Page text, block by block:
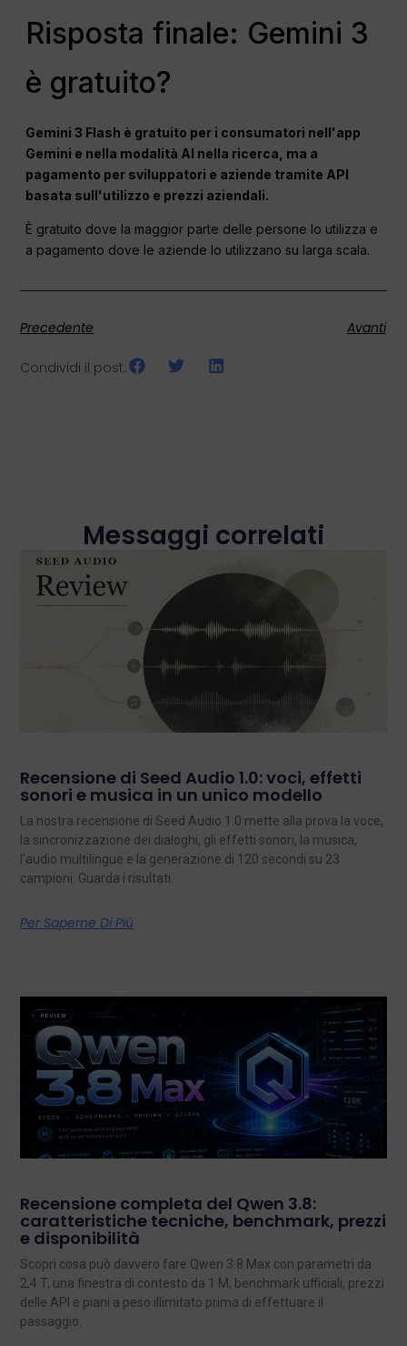
Risposta finale: Gemini 3
è gratuito?
Gemini 3 Flash è gratuito per i consumatori nell'app
Gemini e nella modalità AI nella ricerca, ma a
pagamento per sviluppatori e aziende tramite API
basata sull'utilizzo e prezzi aziendali.
È gratuito dove la maggior parte delle persone lo utilizza e
a pagamento dove le aziende lo utilizzano su larga scala.
Precedente Avanti
Condividi il post:
Messaggi correlati
Recensione di Seed Audio 1.0: voci, effetti
sonori e musica in un unico modello
La nostra recensione di Seed Audio 1.0 mette alla prova la voce,
la sincronizzazione dei dialoghi, gli effetti sonori, la musica,
l'audio multilingue e la generazione di 120 secondi su 23
campioni. Guarda i risultati.
Per Saperne Di Più
Recensione completa del Qwen 3.8:
caratteristiche tecniche, benchmark, prezzi
e disponibilità
Scopri cosa può davvero fare Qwen 3.8 Max con parametri da
2,4 T, una finestra di contesto da 1 M, benchmark ufficiali, prezzi
delle API e piani a peso illimitato prima di effettuare il
passaggio.